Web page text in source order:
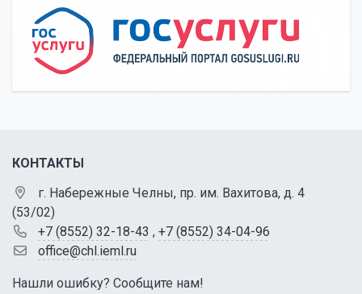
КОНТАКТЫ
г. Набережные Челны, пр. им. Вахитова, д. 4
(53/02)
+7 (8552) 32-18-43 , +7 (8552) 34-04-96
office@chl.ieml.ru
Нашли ошибку? Сообщите нам!